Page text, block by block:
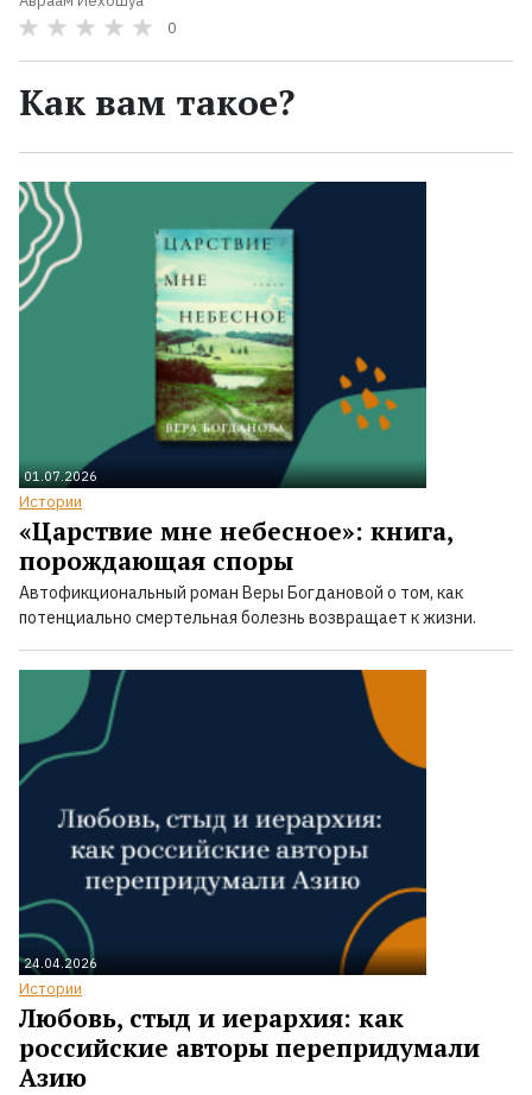
0
Как вам такое?
01.07.2026
Истории
«Царствие мне небесное»: книга,
порождающая споры
Автофикциональный роман Веры Богдановой о том, как
потенциально смертельная болезнь возвращает к жизни.
24.04.2026
Истории
Любовь, стыд и иерархия: как
российские авторы перепридумали
Азию